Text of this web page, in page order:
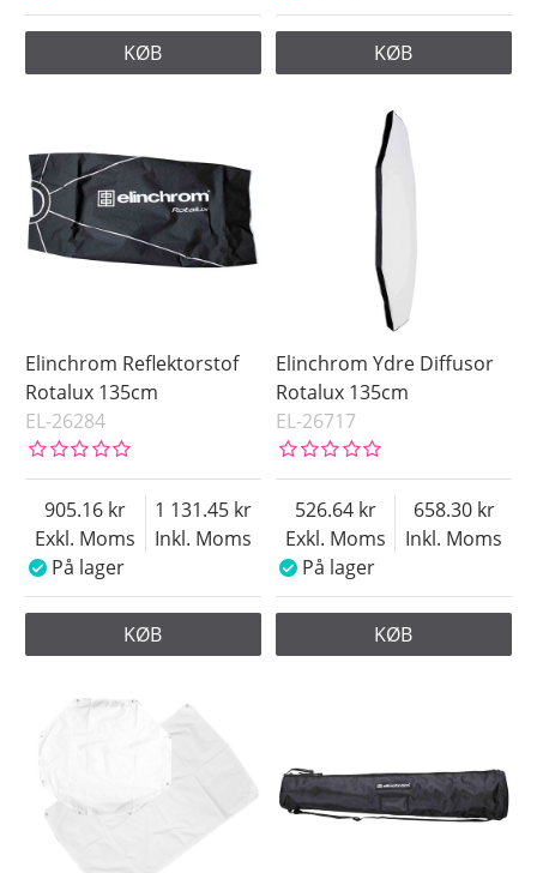
KØB KØB
Elinchrom Reflektorstof
Rotalux 135cm
EL-26284
Exkl. Moms
905.16
Inkl. Moms
1 131.45
På lager
KØB
Elinchrom Ydre Diffusor
Rotalux 135cm
EL-26717
Exkl. Moms
526.64
Inkl. Moms
658.30
På lager
KØB